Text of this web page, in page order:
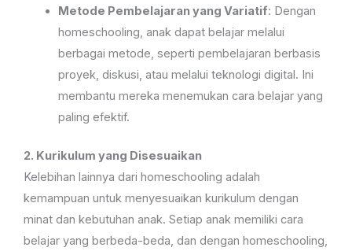
Metode Pembelajaran yang Variatif: Dengan
homeschooling, anak dapat belajar melalui
berbagai metode, seperti pembelajaran berbasis
proyek, diskusi, atau melalui teknologi digital. Ini
membantu mereka menemukan cara belajar yang
paling efektif.
2. Kurikulum yang Disesuaikan
Kelebihan lainnya dari homeschooling adalah
kemampuan untuk menyesuaikan kurikulum dengan
minat dan kebutuhan anak. Setiap anak memiliki cara
belajar yang berbeda-beda, dan dengan homeschooling,